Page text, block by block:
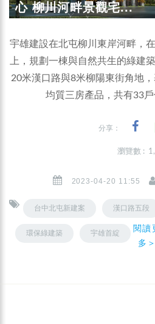
心 柳川河畔景觀宅...
宇雄建設在北屯柳川東岸河畔，
上，規劃一棟與自然共生的綠建
20米漢口路與8米柳陽東街角地
均質三房產品，共有33戶
分享：
瀏覽數 :
2023-04-20 11:55
台中北屯新建案 漢口路五段
環保綠建築 宇雄首綻
閱讀
多＞